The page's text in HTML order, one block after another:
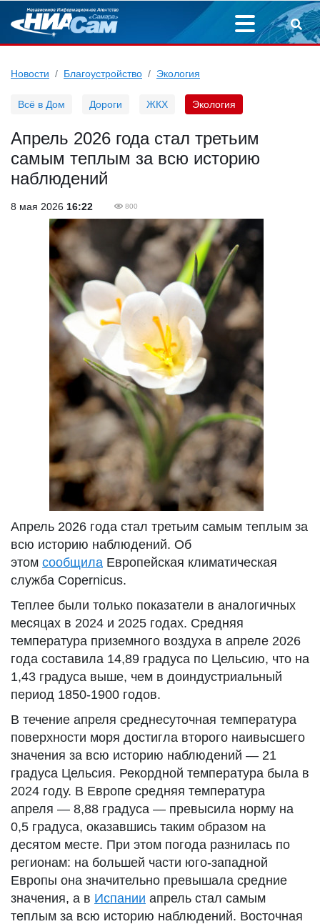
Новости Благоустройство Экология
Всё в Дом Дороги ЖКХ Экология
Апрель 2026 года стал третьим
самым теплым за всю историю
наблюдений
8 мая 2026 16:22 800
Апрель 2026 года стал третьим самым теплым за
всю историю наблюдений. Об
этом сообщила Европейская климатическая
служба Copernicus.
Теплее были только показатели в аналогичных
месяцах в 2024 и 2025 годах. Средняя
температура приземного воздуха в апреле 2026
года составила 14,89 градуса по Цельсию, что на
1,43 градуса выше, чем в доиндустриальный
период 1850-1900 годов.
В течение апреля среднесуточная температура
поверхности моря достигла второго наивысшего
значения за всю историю наблюдений — 21
градуса Цельсия. Рекордной температура была в
2024 году. В Европе средняя температура
апреля — 8,88 градуса — превысила норму на
0,5 градуса, оказавшись таким образом на
десятом месте. При этом погода разнилась по
регионам: на большей части юго-западной
Европы она значительно превышала средние
значения, а в Испании апрель стал самым
теплым за всю историю наблюдений. Восточная